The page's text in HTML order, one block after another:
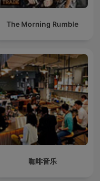
The Morning Rumble
咖啡音乐